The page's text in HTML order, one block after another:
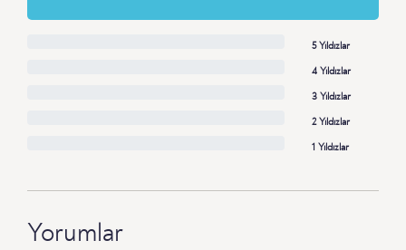
5 Yıldızlar
4 Yıldızlar
3 Yıldızlar
2 Yıldızlar
1 Yıldızlar
Yorumlar